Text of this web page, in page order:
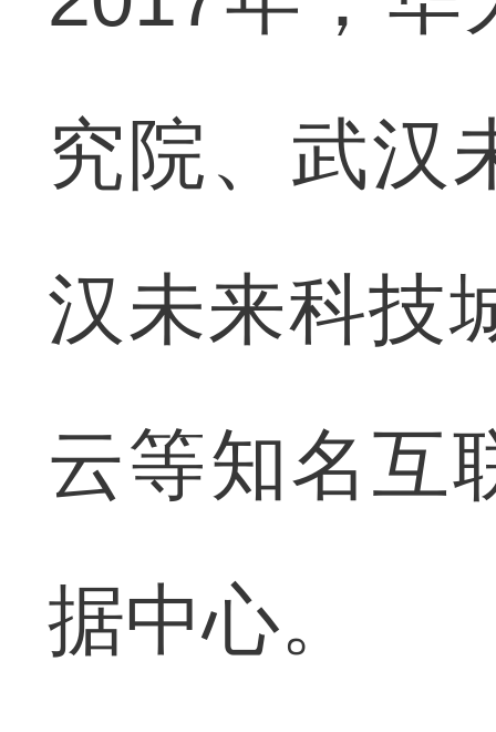
究院、武汉
汉未来科技
云等知名互
据中心。